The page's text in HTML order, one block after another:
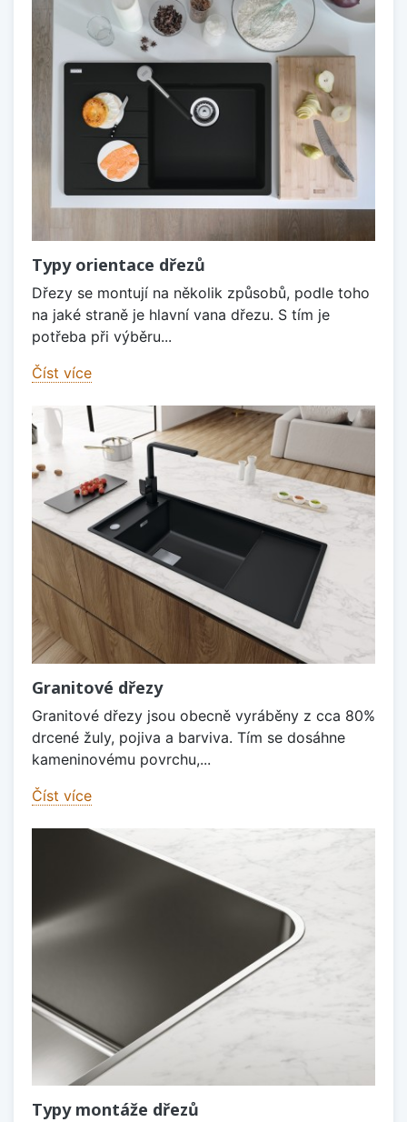
Typy orientace dřezů
Dřezy se montují na několik způsobů, podle toho
na jaké straně je hlavní vana dřezu. S tím je
potřeba při výběru...
Číst více
Granitové dřezy
Granitové dřezy jsou obecně vyráběny z cca 80%
drcené žuly, pojiva a barviva. Tím se dosáhne
kameninovému povrchu,...
Číst více
Typy montáže dřezů